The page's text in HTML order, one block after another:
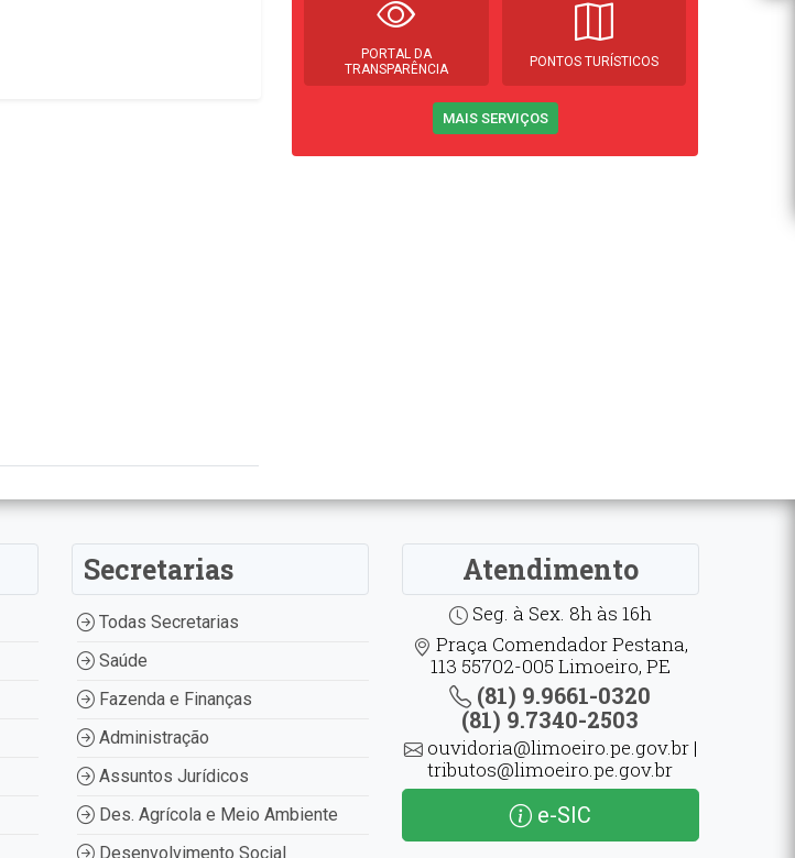
PORTAL DA
TRANSPARÊNCIA
PONTOS TURÍSTICOS
MAIS SERVIÇOS
Secretarias
Todas Secretarias
Saúde
Fazenda e Finanças
Administração
Assuntos Jurídicos
Des. Agrícola e Meio Ambiente
Desenvolvimento Social
Atendimento
Seg. à Sex. 8h às 16h
Praça Comendador Pestana,
113 55702-005 Limoeiro, PE
(81) 9.9661-0320
(81) 9.7340-2503
ouvidoria@limoeiro.pe.gov.br |
tributos@limoeiro.pe.gov.br
e-SIC